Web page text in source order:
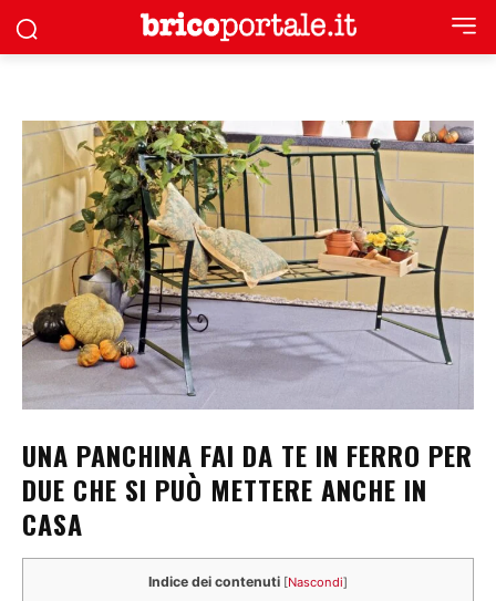
UNA PANCHINA FAI DA TE IN FERRO PER
DUE CHE SI PUÒ METTERE ANCHE IN
CASA
Indice dei contenuti [Nascondi]